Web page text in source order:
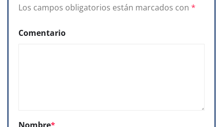
Los campos obligatorios están marcados con *
Comentario